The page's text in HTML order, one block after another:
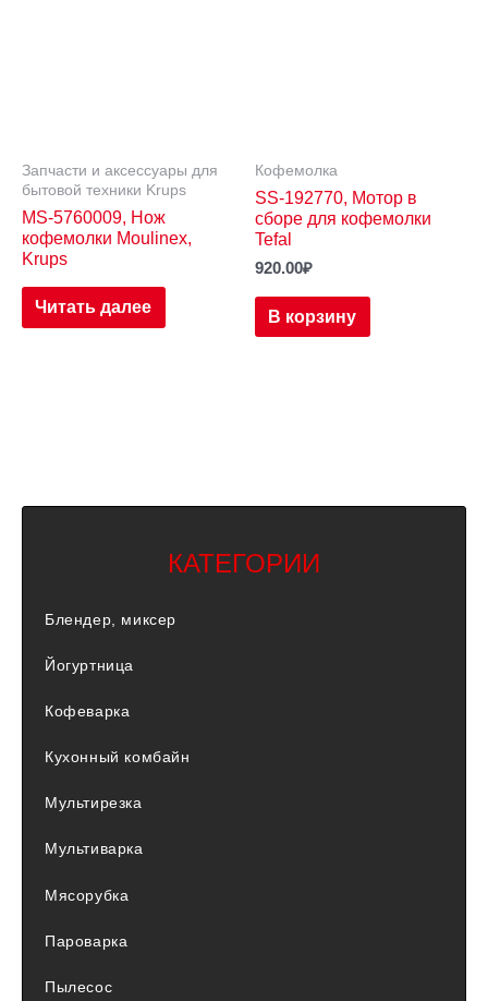
Запчасти и аксессуары для
бытовой техники Krups
MS-5760009, Нож
кофемолки Moulinex,
Krups
Читать далее
Кофемолка
SS-192770, Мотор в
сборе для кофемолки
Tefal
920.00₽
В корзину
КАТЕГОРИИ
Блендер, миксер
Йогуртница
Кофеварка
Кухонный комбайн
Мультирезка
Мультиварка
Мясорубка
Пароварка
Пылесос